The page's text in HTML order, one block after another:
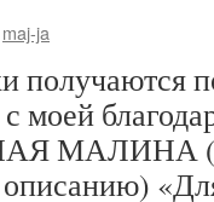
maj-ja
получаются
моей